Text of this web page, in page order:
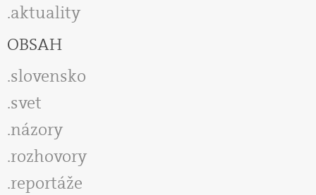
aktuality
OBSAH
slovensko
svet
názory
rozhovory
reportáže